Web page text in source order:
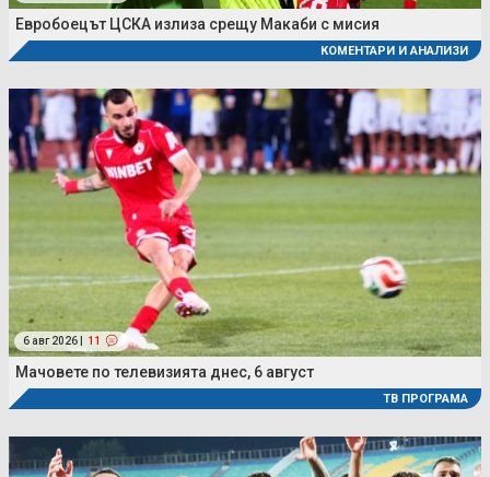
Евробоецът ЦСКА излиза срещу Макаби с мисия
КОМЕНТАРИ И АНАЛИЗИ
6 авг 2026 | 11
Мачовете по телевизията днес, 6 август
ТВ ПРОГРАМА